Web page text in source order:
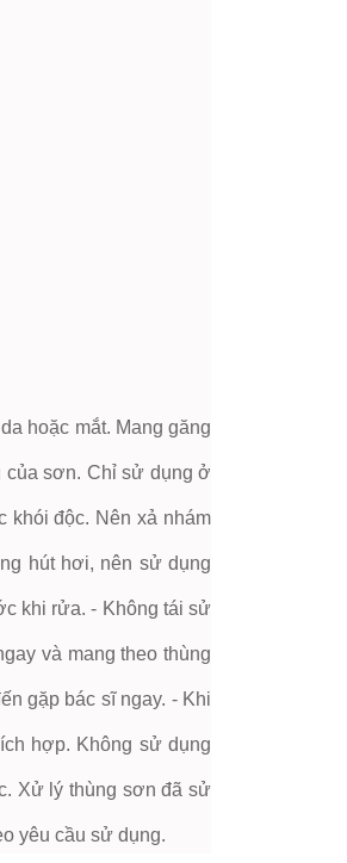
hoặc mắt. Mang găng
của sơn. Chỉ sử dụng ở
khói độc. Nên xả nhám
hút hơi, nên sử dụng
khi rửa. - Không tái sử
và mang theo thùng
gặp bác sĩ ngay. - Khi
hợp. Không sử dụng
Xử lý thùng sơn đã sử
yêu cầu sử dụng.